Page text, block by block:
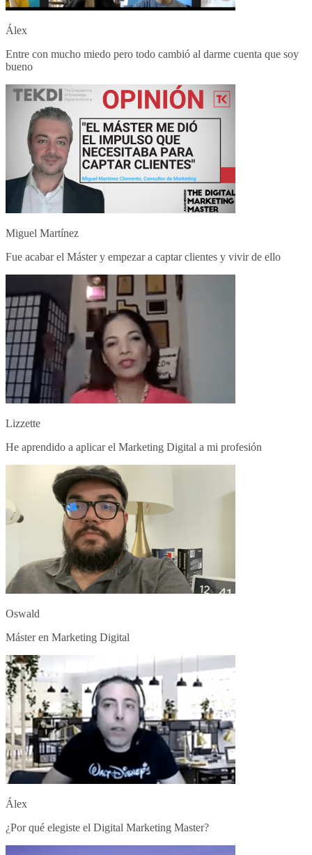
Álex
Entre con mucho miedo pero todo cambió al darme cuenta que soy
bueno
Miguel Martínez
Fue acabar el Máster y empezar a captar clientes y vivir de ello
Lizzette
He aprendido a aplicar el Marketing Digital a mi profesión
Oswald
Máster en Marketing Digital
Álex
¿Por qué elegiste el Digital Marketing Master?